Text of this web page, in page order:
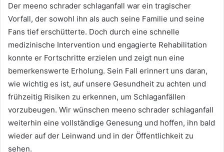
Der meeno schrader schlaganfall war ein tragischer
Vorfall, der sowohl ihn als auch seine Familie und seine
Fans tief erschütterte. Doch durch eine schnelle
medizinische Intervention und engagierte Rehabilitation
konnte er Fortschritte erzielen und zeigt nun eine
bemerkenswerte Erholung. Sein Fall erinnert uns daran,
wie wichtig es ist, auf unsere Gesundheit zu achten und
frühzeitig Risiken zu erkennen, um Schlaganfällen
vorzubeugen. Wir wünschen meeno schrader schlaganfall
weiterhin eine vollständige Genesung und hoffen, ihn bald
wieder auf der Leinwand und in der Öffentlichkeit zu
sehen.